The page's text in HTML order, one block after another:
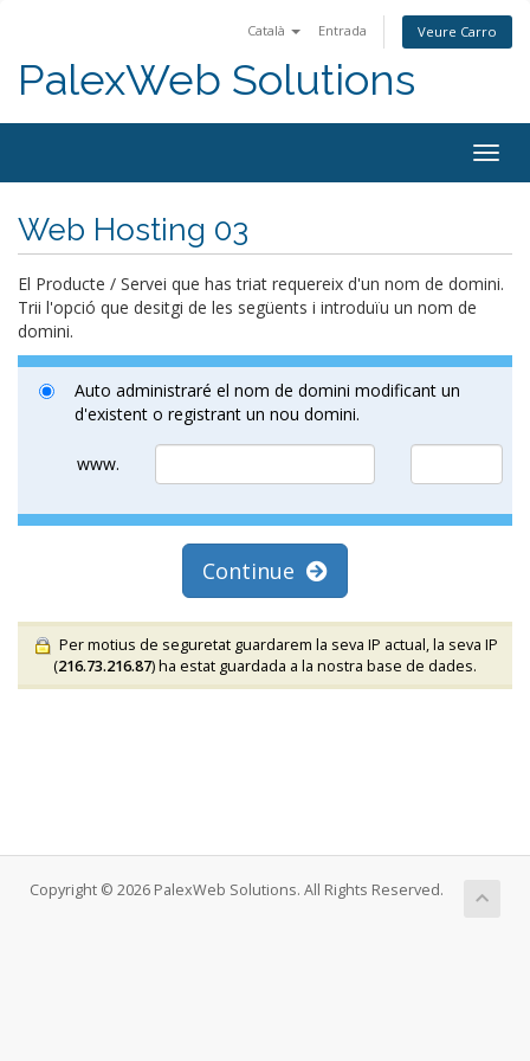
Català Entrada Veure Carro
PalexWeb Solutions
Web Hosting 03
El Producte / Servei que has triat requereix d'un nom de domini.
Trii l'opció que desitgi de les següents i introduïu un nom de
domini.
Auto administraré el nom de domini modificant un
d'existent o registrant un nou domini.
www.
Continue
Per motius de seguretat guardarem la seva IP actual, la seva IP
(216.73.216.87) ha estat guardada a la nostra base de dades.
Copyright © 2026 PalexWeb Solutions. All Rights Reserved.